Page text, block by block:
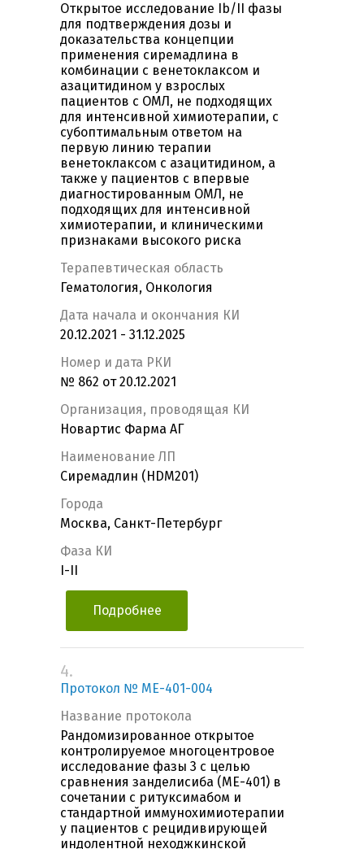
Открытое исследование Ib/II фазы
для подтверждения дозы и
доказательства концепции
применения сиремадлина в
комбинации с венетоклаксом и
азацитидином у взрослых
пациентов с ОМЛ, не подходящих
для интенсивной химиотерапии, с
субоптимальным ответом на
первую линию терапии
венетоклаксом с азацитидином, а
также у пациентов с впервые
диагностированным ОМЛ, не
подходящих для интенсивной
химиотерапии, и клиническими
признаками высокого риска
Терапевтическая область
Гематология, Онкология
Дата начала и окончания КИ
20.12.2021 - 31.12.2025
Номер и дата РКИ
№ 862 от 20.12.2021
Организация, проводящая КИ
Новартис Фарма АГ
Наименование ЛП
Сиремадлин (HDM201)
Города
Москва, Санкт-Петербург
Фаза КИ
I-II
Подробнее
4.
Протокол № ME-401-004
Название протокола
Рандомизированное открытое
контролируемое многоцентровое
исследование фазы 3 с целью
сравнения занделисиба (ME-401) в
сочетании с ритуксимабом и
стандартной иммунохимиотерапии
у пациентов с рецидивирующей
индолентной неходжкинской